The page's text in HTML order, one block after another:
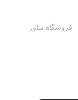
شما برای خرید حضوری نیز میتوانید به فروشگاه در آدرس : تهران – میدان شوش – خیابان صابونیان – خیابان کاخ جوانان (دشتبان زاده) – مجتمع نور – آسانسور اختصاصی ۹ یا ۱۱ – طبقه سوم واحد ۳A – فروشگاه ساور